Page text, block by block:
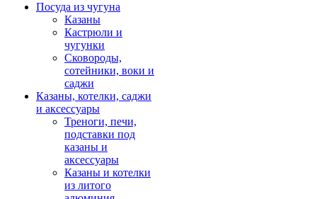
Посуда из чугуна
Казаны
Кастрюли и
чугунки
Сковороды,
сотейники, воки и
саджи
Казаны, котелки, саджи
и аксессуары
Треноги, печи,
подставки под
казаны и
аксессуары
Казаны и котелки
из литого